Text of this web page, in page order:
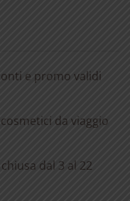
e promo validi
da viaggio
dal 3 al 22